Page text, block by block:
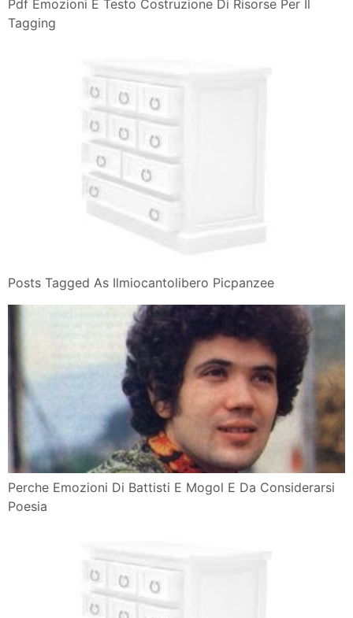
Pdf Emozioni E Testo Costruzione Di Risorse Per Il
Tagging
Posts Tagged As Ilmiocantolibero Picpanzee
Perche Emozioni Di Battisti E Mogol E Da Considerarsi
Poesia